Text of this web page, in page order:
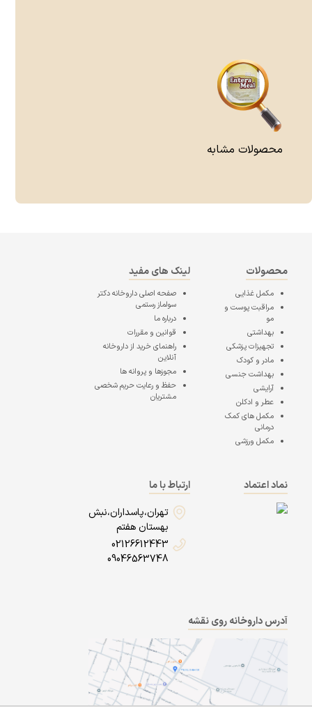
محصولات مشابه
محصولات
مکمل غذایی
مراقبت پوست و
مو
بهداشتی
تجهیزات پزشکی
مادر و کودک
بهداشت جنسی
آرایشی
عطر و ادکلن
مکمل های کمک
درمانی
مکمل ورزشی
لینک های مفید
صفحه اصلیداروخانه دکتر
سولماز رستمی
درباره ما
قوانین و مقررات
راهنمای خرید از داروخانه
آنلاین
مجوزها و پروانه ها
حفظ و رعایت حریم شخصی
مشتریان
نماد اعتماد
ارتباط با ما
تهران،پاسداران،نبش
بهستان هفتم
02126612443
09046563748
آدرس داروخانه روی نقشه